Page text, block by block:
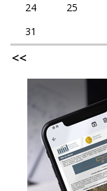
24
25
31